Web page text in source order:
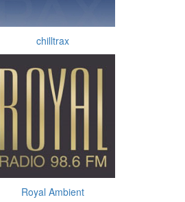
chilltrax
Royal Ambient